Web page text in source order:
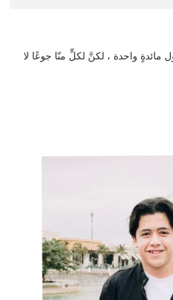
مائدةٍ واحدة ، لكنَّ لكلٍّ منّا جوعًا لا